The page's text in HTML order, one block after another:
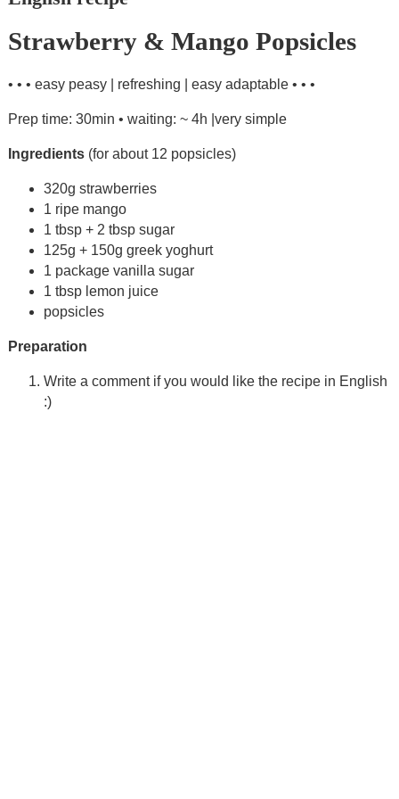
Strawberry & Mango Popsicles
• • • easy peasy | refreshing | easy adaptable • • •
Prep time: 30min • waiting: ~ 4h |very simple
Ingredients(for about 12 popsicles)
320g strawberries
1 ripe mango
1 tbsp + 2 tbsp sugar
125g + 150g greek yoghurt
1 package vanilla sugar
1 tbsp lemon juice
popsicles
Preparation
Write a comment if you would like the recipe in English
:)